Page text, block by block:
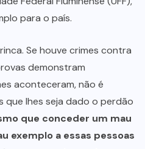
para o país.
Se houve crimes contra
demonstram
aconteceram, não é
que lhes seja dado o perdão
que conceder um mau
exemplo a essas pessoas